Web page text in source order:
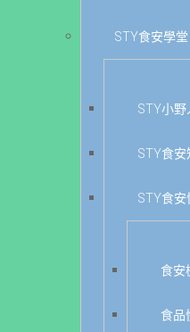
STY食安學堂
STY小野
STY食
STY食
食安
食品